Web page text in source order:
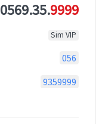
0569.35.9999
Sim VIP
056
9359999